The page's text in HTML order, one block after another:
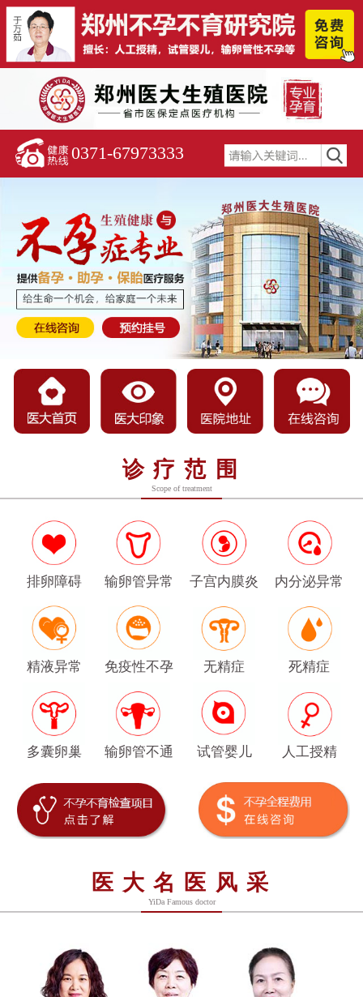
0371-67973333
诊疗范围
Scope of treatment
排卵障碍 输卵管异常 子宫内膜炎 内分泌异常
精液异常 免疫性不孕 无精症 死精症
多囊卵巢 输卵管不通 试管婴儿 人工授精
医大名医风采
YiDa Famous doctor